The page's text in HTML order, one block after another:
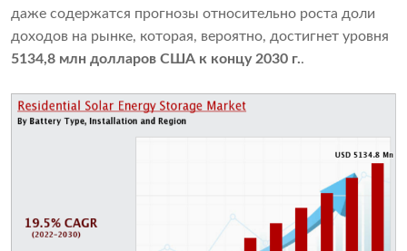
даже содержатся прогнозы относительно роста доли
доходов на рынке, которая, вероятно, достигнет уровня
5134,8 млн долларов США к концу 2030 г..